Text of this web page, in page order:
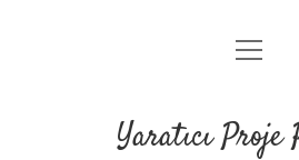
Anasayfa
menüyü
Yaratıcı Proje